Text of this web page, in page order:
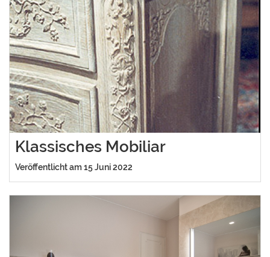
Klassisches Mobiliar
Veröffentlicht am 15 Juni 2022